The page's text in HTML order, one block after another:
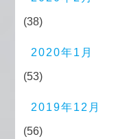
(38)
2020年1月
(53)
2019年12月
(56)